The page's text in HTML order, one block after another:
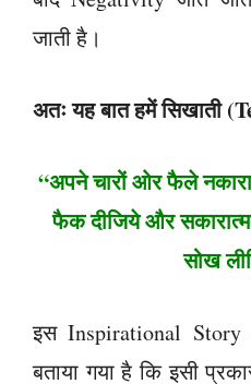
जाती है।
अतः यह बात हमें सिखाती
“अपने चारों ओर फैले
फैक दीजिये और
सोख
इस Inspirational
बताया गया है कि इसी